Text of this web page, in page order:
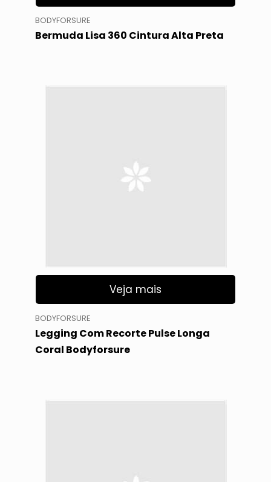
BODYFORSURE
Bermuda Lisa 360 Cintura Alta Preta
Veja mais
BODYFORSURE
Legging Com Recorte Pulse Longa
Coral Bodyforsure